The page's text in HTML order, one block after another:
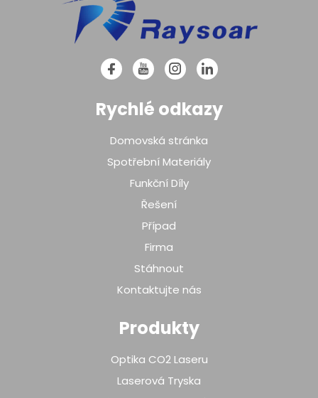
Rychlé odkazy
Domovská stránka
Spotřební Materiály
Funkční Díly
Řešení
Případ
Firma
Stáhnout
Kontaktujte nás
Produkty
Optika CO2 Laseru
Laserová Tryska